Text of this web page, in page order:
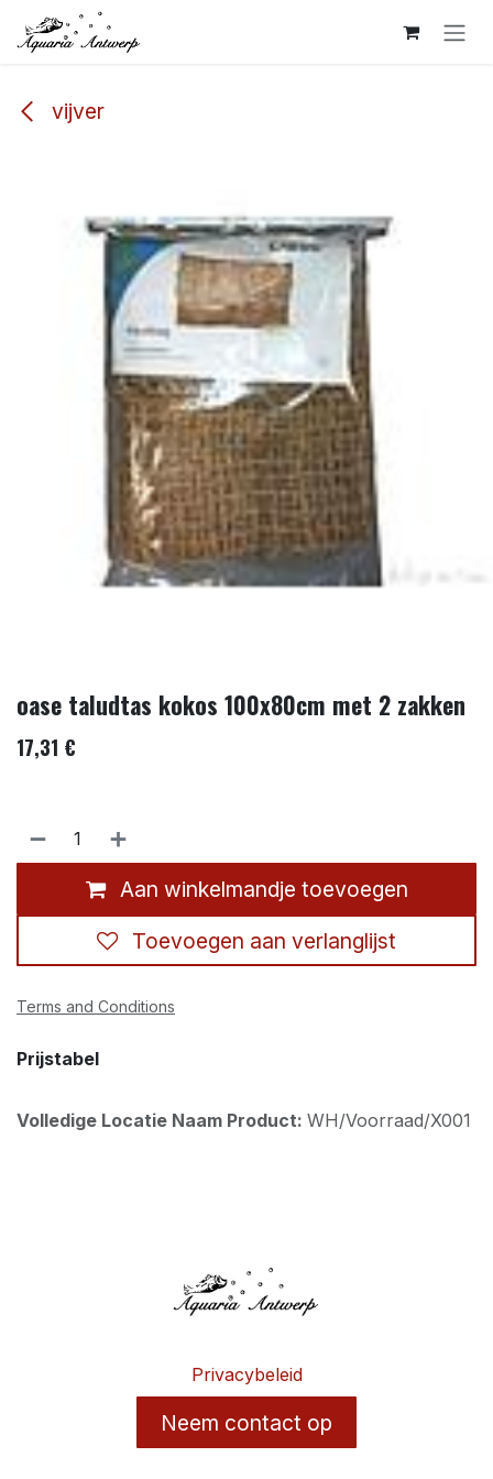
Overslaan naar inhoud
vijver
oase taludtas kokos 100x80cm met 2 zakken
17,31 €
Aan winkelmandje toevoegen
Toevoegen aan verlanglijst
Terms and Conditions
Prijstabel
Volledige Locatie Naam Product: WH/Voorraad/X001
Privacybeleid
Neem contact op